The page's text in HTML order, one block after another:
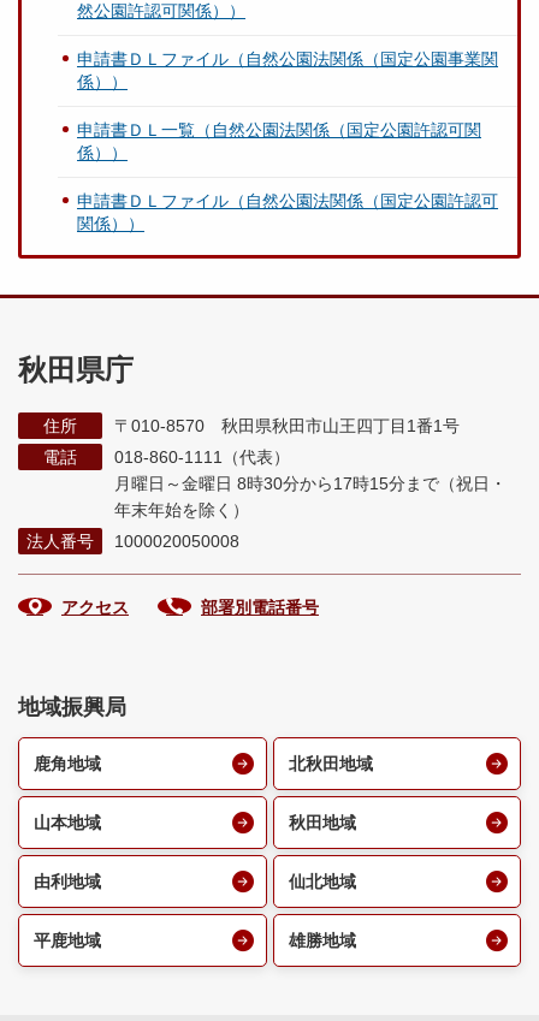
然公園許認可関係））
申請書ＤＬファイル（自然公園法関係（国定公園事業関
係））
申請書ＤＬ一覧（自然公園法関係（国定公園許認可関
係））
申請書ＤＬファイル（自然公園法関係（国定公園許認可
関係））
秋田県庁
住所
〒010-8570 秋田県秋田市山王四丁目1番1号
電話
018-860-1111（代表）
月曜日～金曜日 8時30分から17時15分まで （祝日・
年末年始を除く）
法人番号
1000020050008
アクセス 部署別電話番号
地域振興局
鹿角地域 北秋田地域
山本地域 秋田地域
由利地域 仙北地域
平鹿地域 雄勝地域